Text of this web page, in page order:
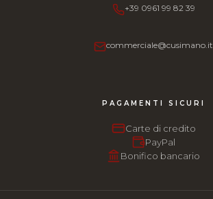
+39 0961 99 82 39
commerciale@cusimano.it
PAGAMENTI SICURI
Carte di credito
PayPal
Bonifico bancario